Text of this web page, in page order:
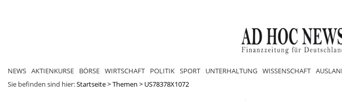
NEWS AKTIENKURSE BÖRSE WIRTSCHAFT POLITIK SPORT UNTERHALTUNG WISSENSCHAFT
Sie befinden sind hier:Startseite>Themen > US78378X1072